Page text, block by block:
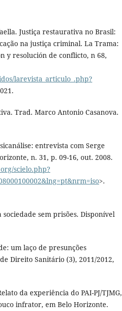
Justiça restaurativa no Brasil:
na justiça criminal. La Trama:
y resolución de conflicto, n 68,
larevista_articulo_.php?
Trad. Marco Antonio Casanova.
entrevista com Serge
n. 31, p. 09-16, out. 2008.
scielo.php?
>.
sociedade sem prisões. Disponível
um laço de presunções
Direito Sanitário (3), 2011/2012,
da experiência do PAI-PJ/TJMG,
infrator, em Belo Horizonte.